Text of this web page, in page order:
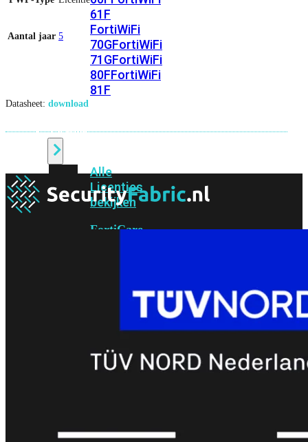
61F
FortiWiFi
70GFortiWiFi
71GFortiWiFi
80FFortiWiFi
81F
Licentie
Alle
Licenties
bekijken
FortiCare
PremiumFortiCare
FortiCare
Upgrades
FortiCare
1
Aantal jaar 5
Datasheet: download